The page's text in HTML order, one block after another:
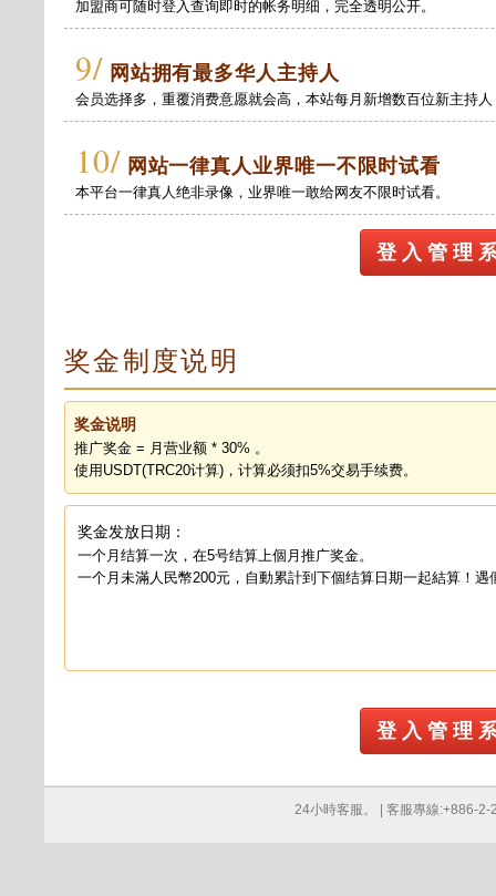
加盟商可随时登入查询即时的帐务明细，完全透明公开。
9/ 网站拥有最多华人主持人
会员选择多，重覆消费意愿就会高，本站每月新增数百位新主持
10/ 网站一律真人业界唯一不限时试看
本平台一律真人绝非录像，业界唯一敢给网友不限时试看。
登 入 管 理
奖金制度说明
奖金说明
推广奖金 = 月营业额 * 30% 。
使用USDT(TRC20计算)，计算必须扣5%交易手续费。
奖金发放日期：
一个月结算一次，在5号结算上個月推广奖金。
一个月未滿人民幣200元，自動累計到下個结算日期一起結算！遇
登 入 管 理
24小時客服。 | 客服專線:+886-